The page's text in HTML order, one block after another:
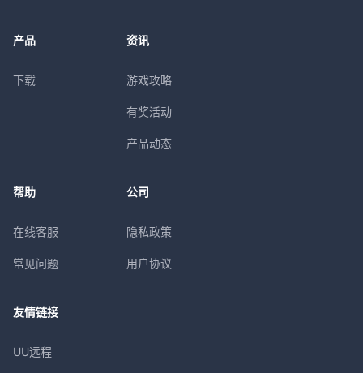
产品
下载
资讯
游戏攻略
有奖活动
产品动态
帮助
在线客服
常见问题
公司
隐私政策
用户协议
友情链接
UU远程